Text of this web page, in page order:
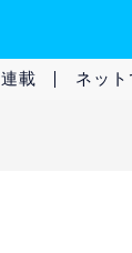
連載 ネット